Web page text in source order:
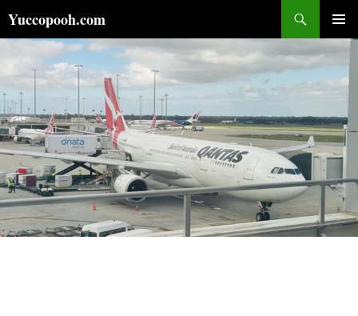
ン
へ
ス
キ
プ
Yuccopooh.com
索
メインメ